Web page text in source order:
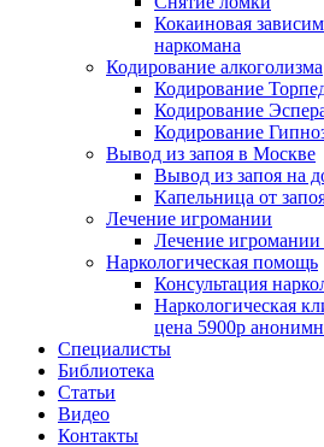
Кокаиновая
наркомана
Кодирование алкоголизма
Кодирование
Кодирование
Кодирование
Вывод из запоя в Москве
Вывод из запоя на
Капельница от
Лечение игромании
Лечение
Наркологическая помощь
Консультация
Наркологическая
цена 5900р
Специалисты
Библиотека
Статьи
Видео
Контакты